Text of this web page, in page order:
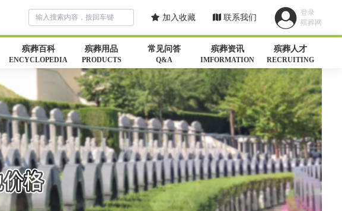
加入收藏 联系我们
登录
殡葬网
殡葬百科
ENCYCLOPEDIA
殡葬用品
PRODUCTS
常见问答
Q&A
殡葬资讯
IMFORMATION
殡葬人才
RECRUITING